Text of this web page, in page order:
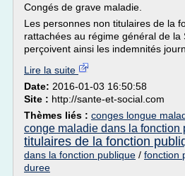
Congés de grave maladie.
Les personnes non titulaires de la
rattachées au régime général de la
perçoivent ainsi les indemnités
Lire la suite
Date: 2016-01-03 16:50:58
Site : http://sante-et-social.com
Thèmes liés : conges longue
conge maladie dans la fonction
titulaires de la fonction
dans la fonction publique / fonction
duree